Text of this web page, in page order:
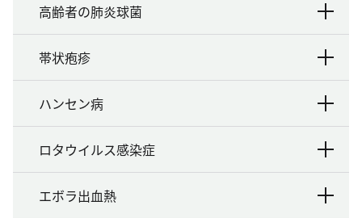
高齢者の肺炎球菌
帯状疱疹
ハンセン病
ロタウイルス感染症
エボラ出血熱